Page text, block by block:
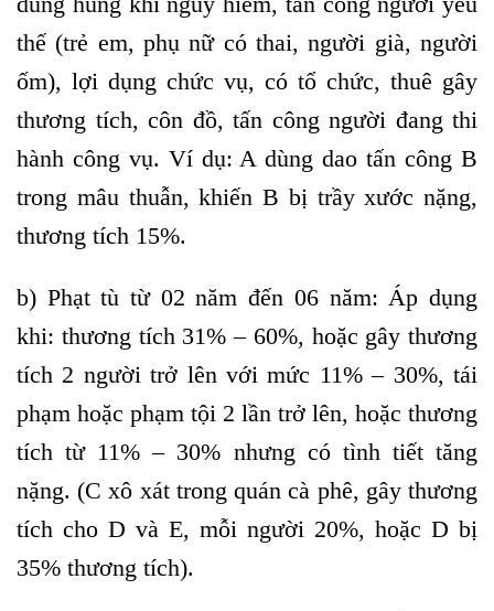
thế (trẻ em, phụ nữ có thai, người già, người
ốm), lợi dụng chức vụ, có tổ chức, thuê gây
thương tích, côn đồ, tấn công người đang thi
hành công vụ. Ví dụ: A dùng dao tấn công B
trong mâu thuẫn, khiến B bị trầy xước nặng,
thương tích 15%.
b) Phạt tù từ 02 năm đến 06 năm:Áp dụng
khi: thương tích 31% – 60%, hoặc gây thương
tích 2 người trở lên với mức 11% – 30%, tái
phạm hoặc phạm tội 2 lần trở lên, hoặc thương
tích từ 11% – 30% nhưng có tình tiết tăng
nặng. (C xô xát trong quán cà phê, gây thương
tích cho D và E, mỗi người 20%, hoặc D bị
35% thương tích).